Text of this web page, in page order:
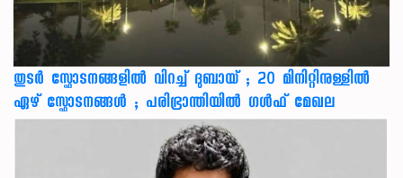
തുടർ സ്ഫോടനങ്ങളിൽ വിറച്ച് ദുബായ് ; 20 മിനിറ്റിനുള്ളിൽ
ഏഴ് സ്ഫോടനങ്ങൾ ; പരിഭ്രാന്തിയിൽ ഗൾഫ് മേഖല